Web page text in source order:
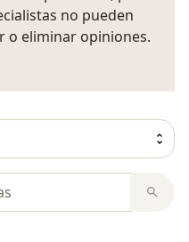
no pueden
o eliminar opiniones.